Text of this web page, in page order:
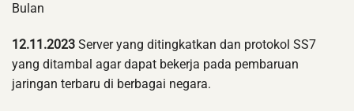
Bulan
12.11.2023 Server yang ditingkatkan dan protokol SS7
yang ditambal agar dapat bekerja pada pembaruan
jaringan terbaru di berbagai negara.